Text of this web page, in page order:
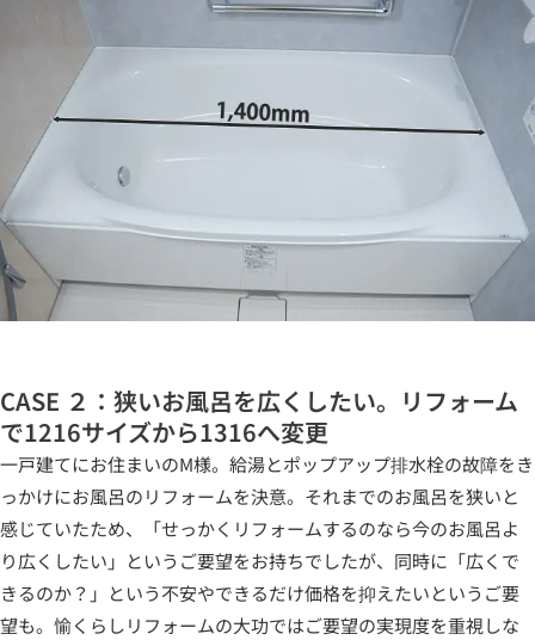
CASE ２：狭いお風呂を広くしたい。リフォーム
で1216サイズから1316へ変更
一戸建てにお住まいのM様。給湯とポップアップ排水栓の故障をき
っかけにお風呂のリフォームを決意。それまでのお風呂を狭いと
感じていたため、「せっかくリフォームするのなら今のお風呂よ
り広くしたい」というご要望をお持ちでしたが、同時に「広くで
きるのか？」という不安やできるだけ価格を抑えたいというご要
望も。愉くらしリフォームの大功ではご要望の実現度を重視しな